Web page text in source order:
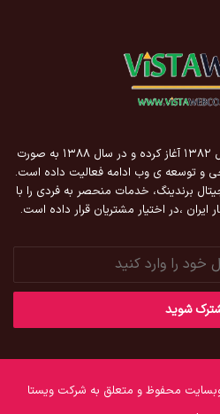
شرکت ویستا فعالیت خود را از سال ۱۳۸۲ آغاز کرده و در سال ۱۳۸۸ به صورت
و توسعه ی وب ادامه فعالیت داده است.
برندینگ، خدمات منحصر به فردی را با
،در اختیار مشتریان قرار داده است.
محفوظ و متعلق به شرکت ویستا